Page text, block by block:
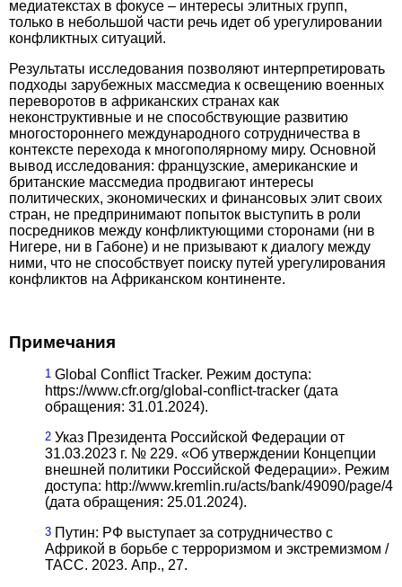
медиатекстах в фокусе – интересы элитных групп,
только в небольшой части речь идет об урегулировании
конфликтных ситуаций.
Результаты исследования позволяют интерпретировать
подходы зарубежных массмедиа к освещению военных
переворотов в африканских странах как
неконструктивные и не способствующие развитию
многостороннего международного сотрудничества в
контексте перехода к многополярному миру. Основной
вывод исследования: французские, американские и
британские массмедиа продвигают интересы
политических, экономических и финансовых элит своих
стран, не предпринимают попыток выступить в роли
посредников между конфликтующими сторонами (ни в
Нигере, ни в Габоне) и не призывают к диалогу между
ними, что не способствует поиску путей урегулирования
конфликтов на Африканском континенте.
Примечания
1 Global Conflict Tracker. Режим доступа:
https://www.cfr.org/global-conflict-tracker (дата
обращения: 31.01.2024).
2 Указ Президента Российской Федерации от
31.03.2023 г. № 229. «Об утверждении Концепции
внешней политики Российской Федерации». Режим
доступа: http://www.kremlin.ru/acts/bank/49090/page/4
(дата обращения: 25.01.2024).
3 Путин: РФ выступает за сотрудничество с
Африкой в борьбе с терроризмом и экстремизмом /
ТАСС. 2023. Апр., 27.